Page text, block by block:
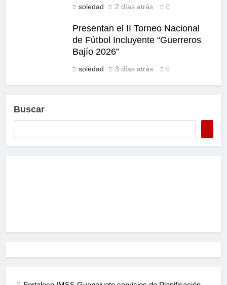
soledad 2 días atrás 0
Presentan el II Torneo Nacional
de Fútbol Incluyente “Guerreros
Bajío 2026”
soledad 3 días atrás 0
Buscar